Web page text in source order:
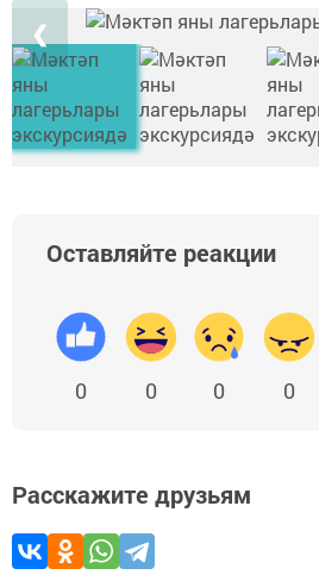
❮
Оставляйте реакции
0 0 0 0
Расскажите друзьям